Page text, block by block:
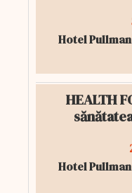
Hotel
HEALTH
Hotel